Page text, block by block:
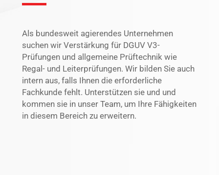
Als bundesweit agierendes Unternehmen
suchen wir Verstärkung für DGUV V3-
Prüfungen und allgemeine Prüftechnik wie
Regal- und Leiterprüfungen. Wir bilden Sie auch
intern aus, falls Ihnen die erforderliche
Fachkunde fehlt. Unterstützen sie und und
kommen sie in unser Team, um Ihre Fähigkeiten
in diesem Bereich zu erweitern.